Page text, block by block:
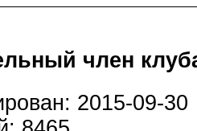
член
2015-09-30